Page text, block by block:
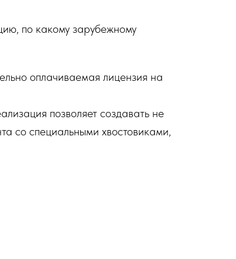
по какому зарубежному
оплачиваемая лицензия на
позволяет создавать не
со специальными хвостовиками,